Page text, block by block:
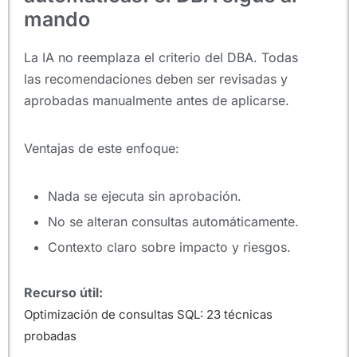
mando
La IA no reemplaza el criterio del DBA. Todas
las recomendaciones deben ser revisadas y
aprobadas manualmente antes de aplicarse.
Ventajas de este enfoque:
Nada se ejecuta sin aprobación.
No se alteran consultas automáticamente.
Contexto claro sobre impacto y riesgos.
Recurso útil:
Optimización de consultas SQL: 23 técnicas
probadas